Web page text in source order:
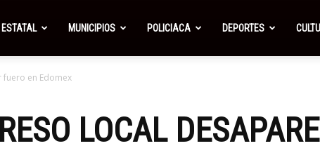
ESTATAL MUNICIPIOS POLICIACA DEPORTES
fuero en Edomex
LOCAL